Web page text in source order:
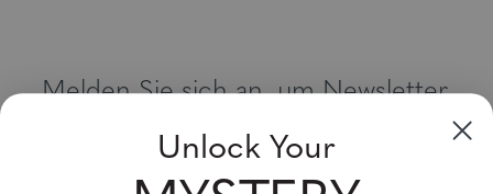
Melden Sie sich an, um Newsletter,
Sonderangebote und Gutscheine zu
erhalten
Bitte geben Sie Ihre E-Mail Adresse ein und abonnieren Sie!
Unlock Your